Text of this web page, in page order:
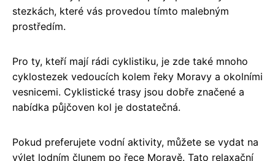
stezkách, které vás provedou tímto malebným
prostředím.
Pro ty, kteří mají rádi cyklistiku, je zde také mnoho
cyklostezek vedoucích kolem řeky Moravy a okolními
vesnicemi. Cyklistické trasy jsou dobře značené a
nabídka půjčoven kol je dostatečná.
Pokud preferujete vodní aktivity, můžete se vydat na
výlet lodním člunem po řece Moravě. Tato relaxační